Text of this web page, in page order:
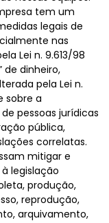
tem um
legais de
nas
Lei n. 9.613/98
de dinheiro,
pela Lei n.
sobre a
pessoas jurídicas
pública,
correlatas.
mitigar e
legislação
produção,
reprodução,
arquivamento,